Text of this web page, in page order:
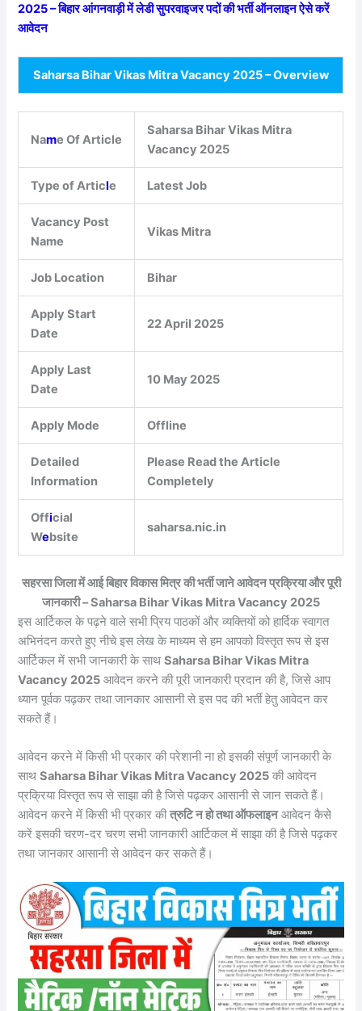
2025 – बिहार आंगनवाड़ी में लेडी सुपरवाइजर पदों की भर्ती ऑनलाइन ऐसे करें
आवेदन
Saharsa Bihar Vikas Mitra Vacancy 2025 – Overview
Name Of Article
Saharsa Bihar Vikas Mitra
Vacancy 2025
Type of Article Latest Job
Vacancy Post
Name
Vikas Mitra
Job Location Bihar
Apply Start
Date
22 April 2025
Apply Last
Date
10 May 2025
Apply Mode Offline
Detailed
Information
Please Read the Article
Completely
Official
Website
saharsa.nic.in
सहरसा जिला में आई बिहार विकास मित्र की भर्ती जाने आवेदन प्रक्रिया और पूरी
जानकारी – Saharsa Bihar Vikas Mitra Vacancy 2025
इस आर्टिकल के पढ़ने वाले सभी प्रिय पाठकों और व्यक्तियों को हार्दिक स्वागत
अभिनंदन करते हुए नीचे इस लेख के माध्यम से हम आपको विस्तृत रूप से इस
आर्टिकल में सभी जानकारी के साथSaharsa Bihar Vikas Mitra
Vacancy 2025 आवेदन करने की पूरी जानकारी प्रदान की है, जिसे आप
ध्यान पूर्वक पढ़कर तथा जानकार आसानी से इस पद की भर्ती हेतु आवेदन कर
सकते हैं।
आवेदन करने में किसी भी प्रकार की परेशानी ना हो इसकी संपूर्ण जानकारी के
साथSaharsa Bihar Vikas Mitra Vacancy 2025 की आवेदन
प्रक्रिया विस्तृत रूप से साझा की है जिसे पढ़कर आसानी से जान सकते हैं।
आवेदन करने में किसी भी प्रकार कीत्रुटि न हो तथा ऑफलाइनआवेदन कैसे
करें इसकी चरण-दर चरण सभी जानकारी आर्टिकल में साझा की है जिसे पढ़कर
तथा जानकार आसानी से आवेदन कर सकते हैं।